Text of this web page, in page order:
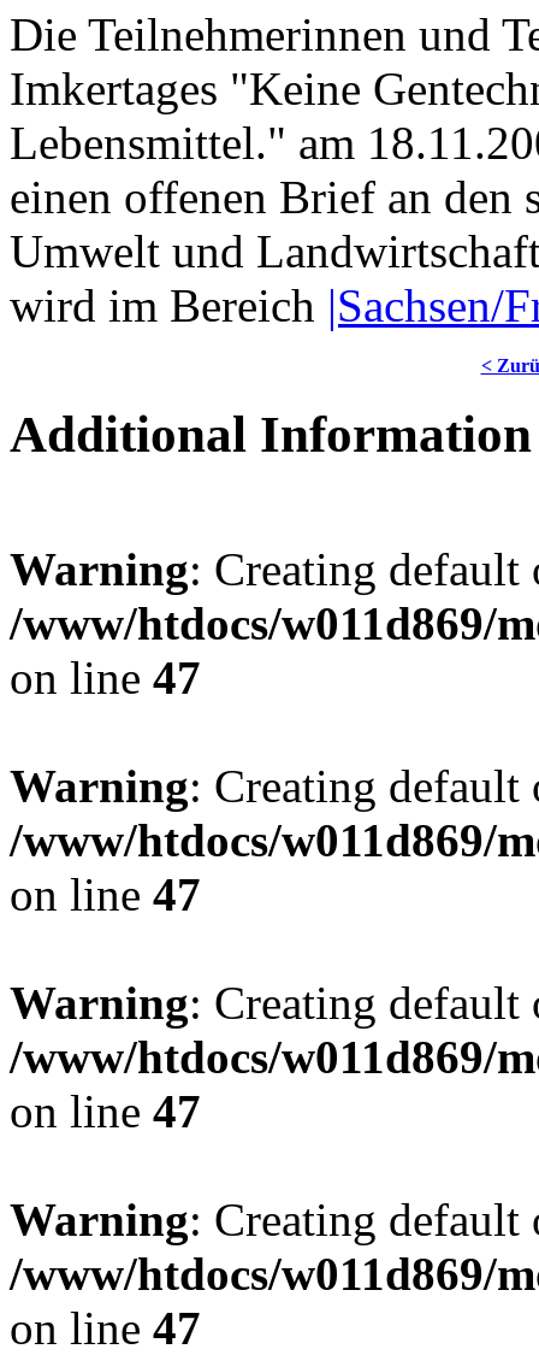
Die Teilnehmerinnen und
Imkertages "Keine
Lebensmittel." am
einen offenen Brief an den
Umwelt und
wird im Bereich |Sachsen/
<
Additional Information
Warning: Creating
/www/htdocs/w011d869/
on line 47
Warning: Creating
/www/htdocs/w011d869/
on line 47
Warning: Creating
/www/htdocs/w011d869/
on line 47
Warning: Creating
/www/htdocs/w011d869/
on line 47